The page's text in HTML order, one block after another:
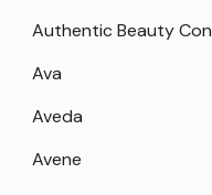
Authentic Beauty
Ava
Aveda
Avene